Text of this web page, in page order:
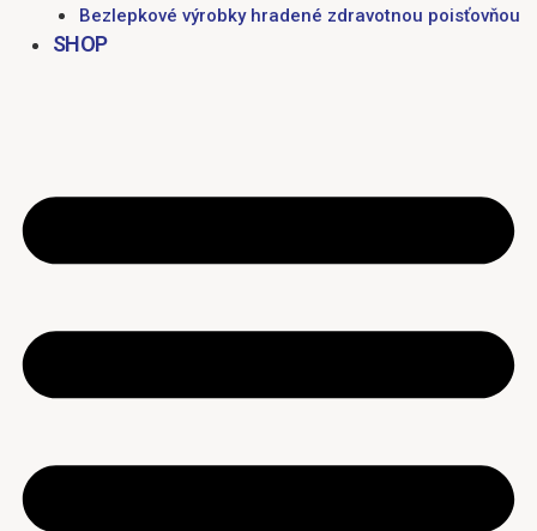
Bezlepkové výrobky hradené zdravotnou poisťovňou
SHOP